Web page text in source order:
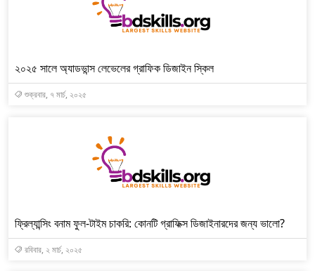
২০২৫ সালে অ্যাডভান্স লেভেলের গ্রাফিক ডিজাইন স্কিল
শুক্রবার, ৭ মার্চ, ২০২৫
ফ্রিল্যান্সিং বনাম ফুল-টাইম চাকরি: কোনটি গ্রাফিক্স ডিজাইনারদের জন্য ভালো?
রবিবার, ২ মার্চ, ২০২৫